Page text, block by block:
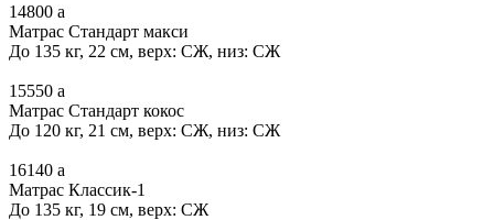
14800 a
Матрас Стандарт макси
До 135 кг, 22 см, верх: СЖ, низ: СЖ
15550 a
Матрас Стандарт кокос
До 120 кг, 21 см, верх: СЖ, низ: СЖ
16140 a
Матрас Классик-1
До 135 кг, 19 см, верх: СЖ